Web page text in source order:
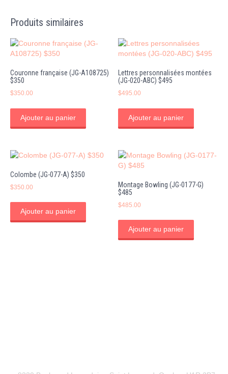
Produits similaires
Couronne française (JG-A108725)
$350
$350.00
Ajouter au panier
Lettres personnalisées montées
(JG-020-ABC) $495
$495.00
Ajouter au panier
Colombe (JG-077-A) $350
$350.00
Ajouter au panier
Montage Bowling (JG-0177-G)
$485
$485.00
Ajouter au panier